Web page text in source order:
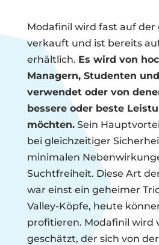
Modafinil wird fast auf der
verkauft und ist bereits
erhältlich. Es wird von
Managern, Studenten
verwendet oder von
bessere oder beste
möchten.Sein
bei gleichzeitiger
minimalen
Suchtfreiheit. Diese Art
war einst ein geheimer
Valley-Köpfe, heute
profitieren. Modafinil wird
geschätzt, der sich von